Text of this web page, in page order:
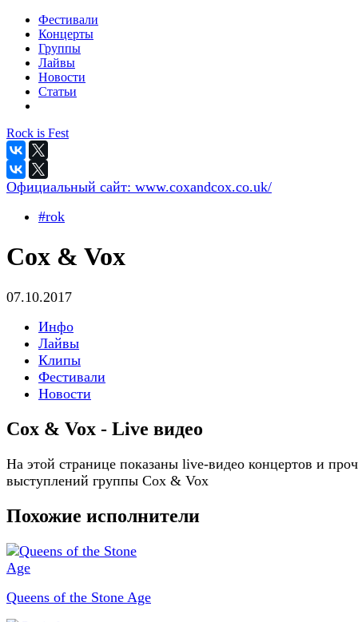
Фестивали
Концерты
Группы
Лайвы
Новости
Статьи
Rock is Fest
Официальный сайт: www.coxandcox.co.uk/
#rok
Cox & Vox
07.10.2017
Инфо
Лайвы
Клипы
Фестивали
Новости
Cox & Vox - Live видео
На этой странице показаны live-видео концертов и
выступлений группы Cox & Vox
Похожие исполнители
Queens of the Stone Age